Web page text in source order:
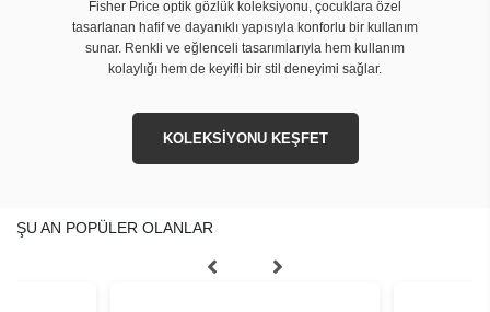
Fisher Price optik gözlük koleksiyonu, çocuklara özel
tasarlanan hafif ve dayanıklı yapısıyla konforlu bir kullanım
sunar. Renkli ve eğlenceli tasarımlarıyla hem kullanım
kolaylığı hem de keyifli bir stil deneyimi sağlar.
KOLEKSİYONU KEŞFET
ŞU AN POPÜLER OLANLAR